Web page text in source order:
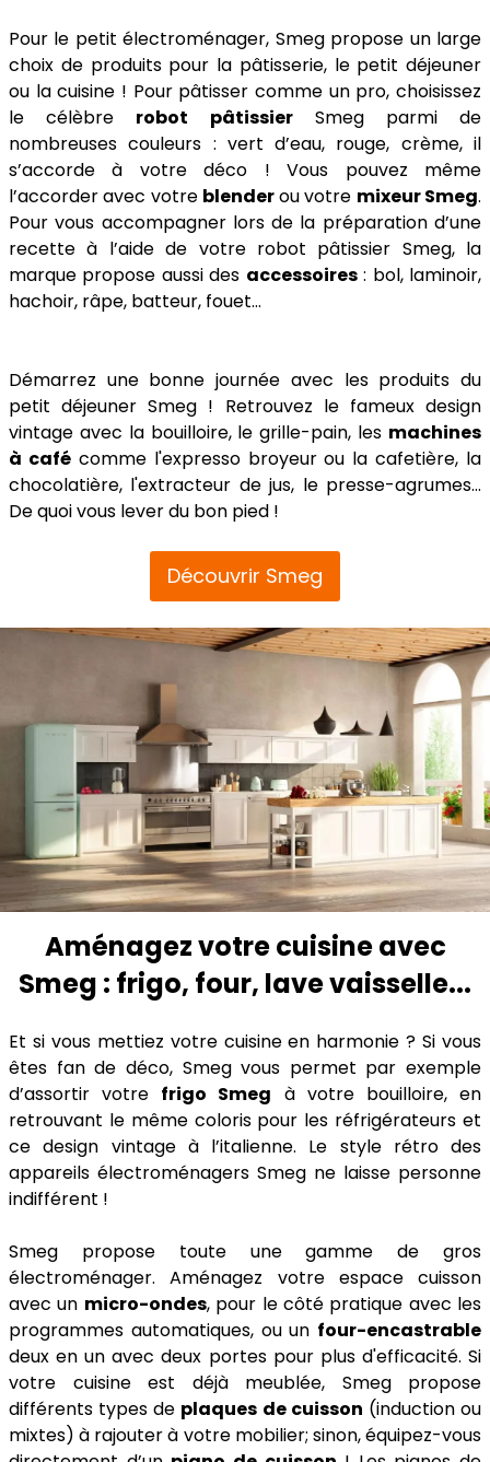
Pour le petit électroménager, Smeg propose un large
choix de produits pour la pâtisserie, le petit déjeuner
ou la cuisine ! Pour pâtisser comme un pro, choisissez
le célèbre robot pâtissierSmeg parmi de
nombreuses couleurs : vert d’eau, rouge, crème, il
s’accorde à votre déco ! Vous pouvez même
l’accorder avec votre blenderou votre mixeur Smeg.
Pour vous accompagner lors de la préparation d’une
recette à l’aide de votre robot pâtissier Smeg, la
marque propose aussi des accessoires: bol, laminoir,
hachoir, râpe, batteur, fouet…
Démarrez une bonne journée avec les produits du
petit déjeuner Smeg ! Retrouvez le fameux design
vintage avec la bouilloire, le grille-pain, les machines
à cafécomme l'expresso broyeur ou la cafetière, la
chocolatière, l'extracteur de jus, le presse-agrumes...
De quoi vous lever du bon pied !
Découvrir Smeg
Aménagez votre cuisine avec
Smeg : frigo, four, lave vaisselle...
Et si vous mettiez votre cuisine en harmonie ? Si vous
êtes fan de déco, Smeg vous permet par exemple
d’assortir votre frigo Smeg à votre bouilloire, en
retrouvant le même coloris pour les réfrigérateurs et
ce design vintage à l’italienne. Le style rétro des
appareils électroménagers Smeg ne laisse personne
indifférent !
Smeg propose toute une gamme de gros
électroménager. Aménagez votre espace cuisson
avec un micro-ondes, pour le côté pratique avec les
programmes automatiques, ou un four-encastrable
deux en un avec deux portes pour plus d'efficacité. Si
votre cuisine est déjà meublée, Smeg propose
différents types de plaques de cuisson (induction ou
mixtes) à rajouter à votre mobilier; sinon, équipez-vous